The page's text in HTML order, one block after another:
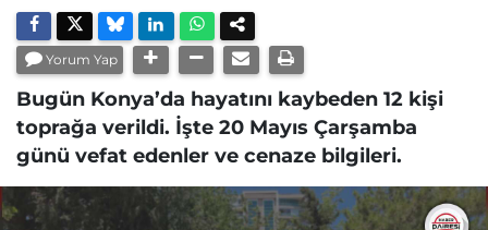
Yorum Yap
Bugün Konya’da hayatını kaybeden 12 kişi
toprağa verildi. İşte 20 Mayıs Çarşamba
günü vefat edenler ve cenaze bilgileri.